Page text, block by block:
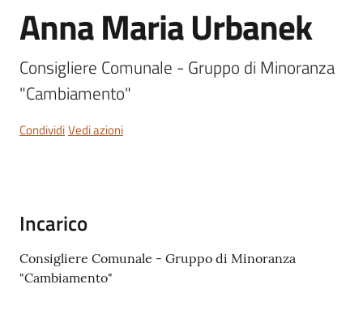
Servizi
Vivere
Servizi
on-
Salta al contenuto
Anna Maria Urbanek
Consigliere Comunale - Gruppo di Minoranza
"Cambiamento"
CondividiVedi azioni
Incarico
Consigliere Comunale - Gruppo di Minoranza
"Cambiamento"